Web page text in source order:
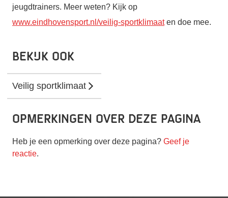
jeugdtrainers. Meer weten? Kijk op
www.eindhovensport.nl/veilig-sportklimaaten doe mee.
Bekijk ook
Veilig sportklimaat
Opmerkingen over deze pagina
Heb je een opmerking over deze pagina? Geef je
reactie.